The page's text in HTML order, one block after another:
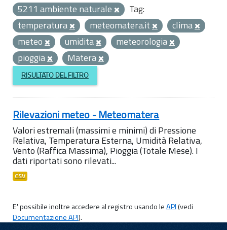
5211 ambiente naturale
Tag:
temperatura
meteomatera.it
clima
meteo
umidita
meteorologia
pioggia
Matera
RISULTATO DEL FILTRO
Rilevazioni meteo - Meteomatera
Valori estremali (massimi e minimi) di Pressione
Relativa, Temperatura Esterna, Umidità Relativa,
Vento (Raffica Massima), Pioggia (Totale Mese). I
dati riportati sono rilevati...
CSV
E' possibile inoltre accedere al registro usando leAPI(vedi
Documentazione API).